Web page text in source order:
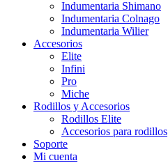
Indumentaria Shimano
Indumentaria Colnago
Indumentaria Wilier
Accesorios
Elite
Infini
Pro
Miche
Rodillos y Accesorios
Rodillos Elite
Accesorios para rodillos
Soporte
Mi cuenta